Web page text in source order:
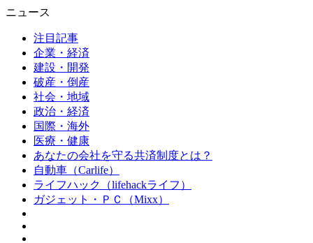
ニュース
注目記事
企業・経済
建設・開発
破産・倒産
社会・地域
政治・経済
国際・海外
医療・健康
あなたの会社を守る共済制度とは？
自動車（Carlife）
ライフハック（lifehackライフ）
ガジェット・ＰＣ（Mixx）